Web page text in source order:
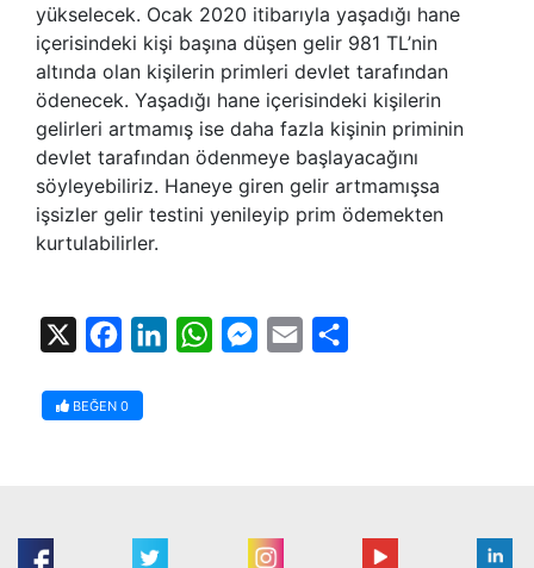
yükselecek. Ocak 2020 itibarıyla yaşadığı hane
içerisindeki kişi başına düşen gelir 981 TL’nin
altında olan kişilerin primleri devlet tarafından
ödenecek. Yaşadığı hane içerisindeki kişilerin
gelirleri artmamış ise daha fazla kişinin priminin
devlet tarafından ödenmeye başlayacağını
söyleyebiliriz. Haneye giren gelir artmamışsa
işsizler gelir testini yenileyip prim ödemekten
kurtulabilirler.
FacebookLinkedInWhatsAppMessenger
Email
BEĞEN 0